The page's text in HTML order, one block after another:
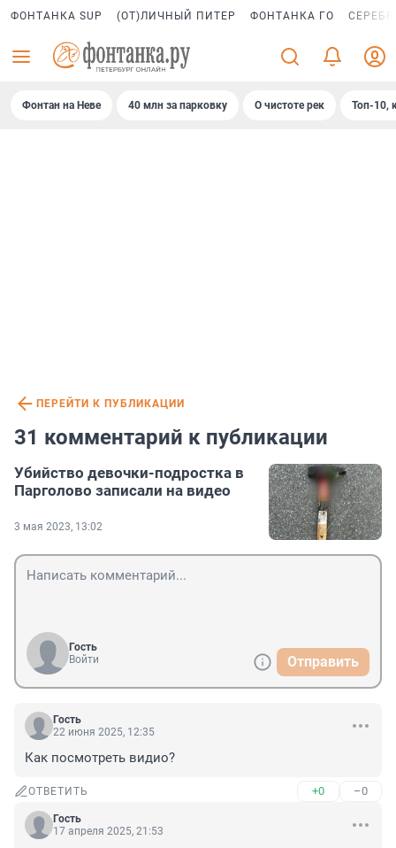
ФОНТАНКА SUP (ОТ)ЛИЧНЫЙ ПИТЕР ФОНТАНКА ГО
Фонтан на Неве 40 млн за парковку О чистоте рек Топ-10,
ПЕРЕЙТИ К ПУБЛИКАЦИИ
31 комментарий к публикации
Убийство девочки-подростка в
Парголово записали на видео
3 мая 2023, 13:02
Гость
Войти
Отправить
Гость
22 июня 2025, 12:35
Как посмотреть видио?
ОТВЕТИТЬ +0 –0
Гость
17 апреля 2025, 21:53